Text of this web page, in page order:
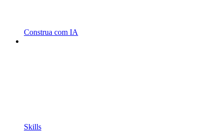
Construa com IA
Skills